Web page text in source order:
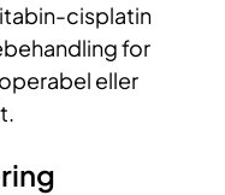
cisplatin
for
eller